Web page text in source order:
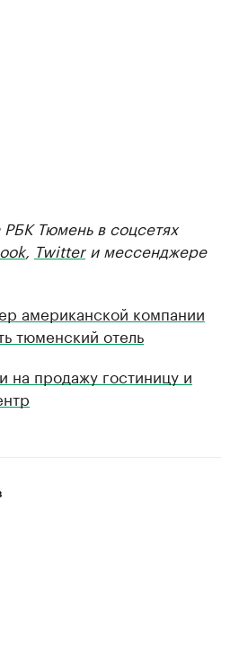
Тюмень в соцсетях
, Twitterи мессенджере
американской компании
тюменский отель
на продажу гостиницу и